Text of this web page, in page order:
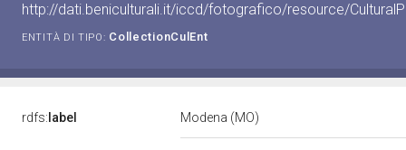
http://dati.beniculturali.it/iccd/fotografico/resource/
ENTITÀ DI TIPO: CollectionCulEnt
rdfs: label Modena (MO)